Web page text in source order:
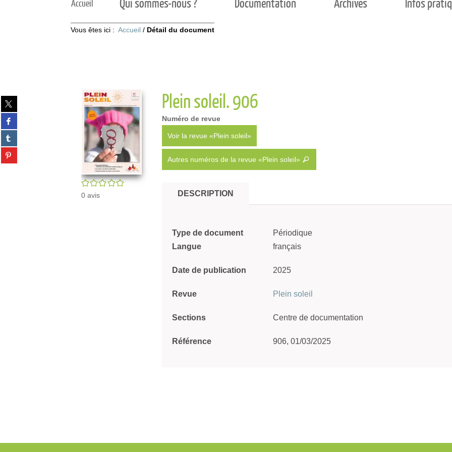
Vous êtes ici : Accueil / Détail du document
Accueil
Partager
sur
twitter
(Nouvelle
fenêtre)
Partager
sur
facebook
(Nouvelle
fenêtre)
Partager
sur
tumblr
(Nouvelle
Partager
sur
/5
0 avis
Plein soleil. 906
Numéro de revue
Voir la revue «Plein soleil»
Autres numéros de la revue «Plein soleil»
DESCRIPTION
Type de document
Périodique
Langue
français
Date de publication 2025
Revue Plein soleil
Sections Centre de documentation
Référence 906, 01/03/2025